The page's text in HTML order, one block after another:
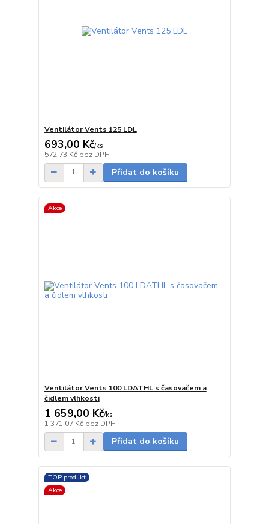
Ventilátor Vents 125 LDL
693,00 Kč/ks
572,73 Kč bez DPH
Přidat do košíku
Akce
Ventilátor Vents 100 LDATHL s časovačem a
čidlem vlhkosti
1 659,00 Kč/ks
1 371,07 Kč bez DPH
Přidat do košíku
TOP produkt
Akce